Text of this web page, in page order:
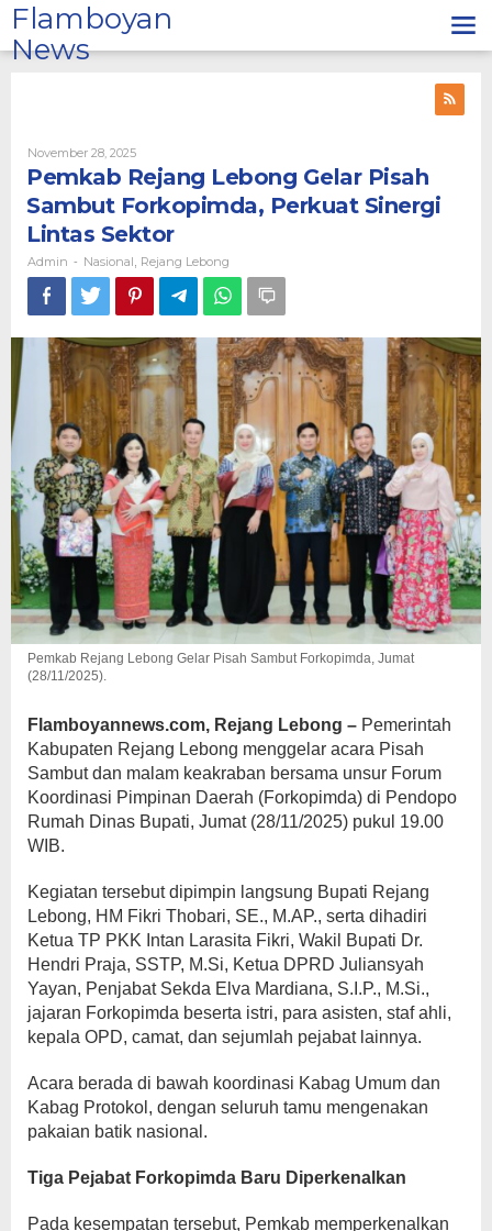
Lewati
ke
konten
Flamboyan
News
November 28, 2025Oleh
Admin
Pemkab Rejang Lebong Gelar Pisah
Sambut Forkopimda, Perkuat Sinergi
Lintas Sektor
Admin - Nasional Rejang Lebong
Pemkab Rejang Lebong Gelar Pisah Sambut Forkopimda, Jumat
(28/11/2025).
Flamboyannews.com, Rejang Lebong – Pemerintah
Kabupaten Rejang Lebong menggelar acara Pisah
Sambut dan malam keakraban bersama unsur Forum
Koordinasi Pimpinan Daerah (Forkopimda) di Pendopo
Rumah Dinas Bupati, Jumat (28/11/2025) pukul 19.00
WIB.
Kegiatan tersebut dipimpin langsung Bupati Rejang
Lebong, HM Fikri Thobari, SE., M.AP., serta dihadiri
Ketua TP PKK Intan Larasita Fikri, Wakil Bupati Dr.
Hendri Praja, SSTP, M.Si, Ketua DPRD Juliansyah
Yayan, Penjabat Sekda Elva Mardiana, S.I.P., M.Si.,
jajaran Forkopimda beserta istri, para asisten, staf ahli,
kepala OPD, camat, dan sejumlah pejabat lainnya.
Acara berada di bawah koordinasi Kabag Umum dan
Kabag Protokol, dengan seluruh tamu mengenakan
pakaian batik nasional.
Tiga Pejabat Forkopimda Baru Diperkenalkan
Pada kesempatan tersebut, Pemkab memperkenalkan